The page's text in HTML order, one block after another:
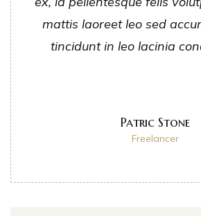
mattis laoreet leo sed
tincidunt in leo lacinia
Patric Stone
Freelancer